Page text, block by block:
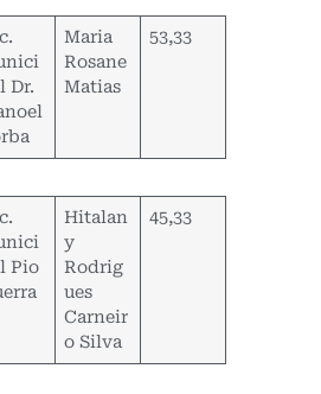
Dr.
Maria
Rosane
Matias
53,33
Pio
Hitalan
y
Rodrig
ues
Carneir
o Silva
45,33